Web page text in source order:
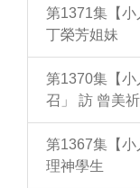
第1371集【
丁榮芳姐妹
第1370集【
召」 訪 曾美
第1367集【
理神學生